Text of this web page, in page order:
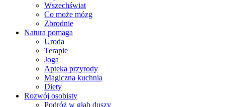
Wszechświat
Co może mózg
Zbrodnie
Natura pomaga
Uroda
Terapie
Joga
Apteka przyrody
Magiczna kuchnia
Diety
Rozwój osobisty
Podróż w głąb duszy